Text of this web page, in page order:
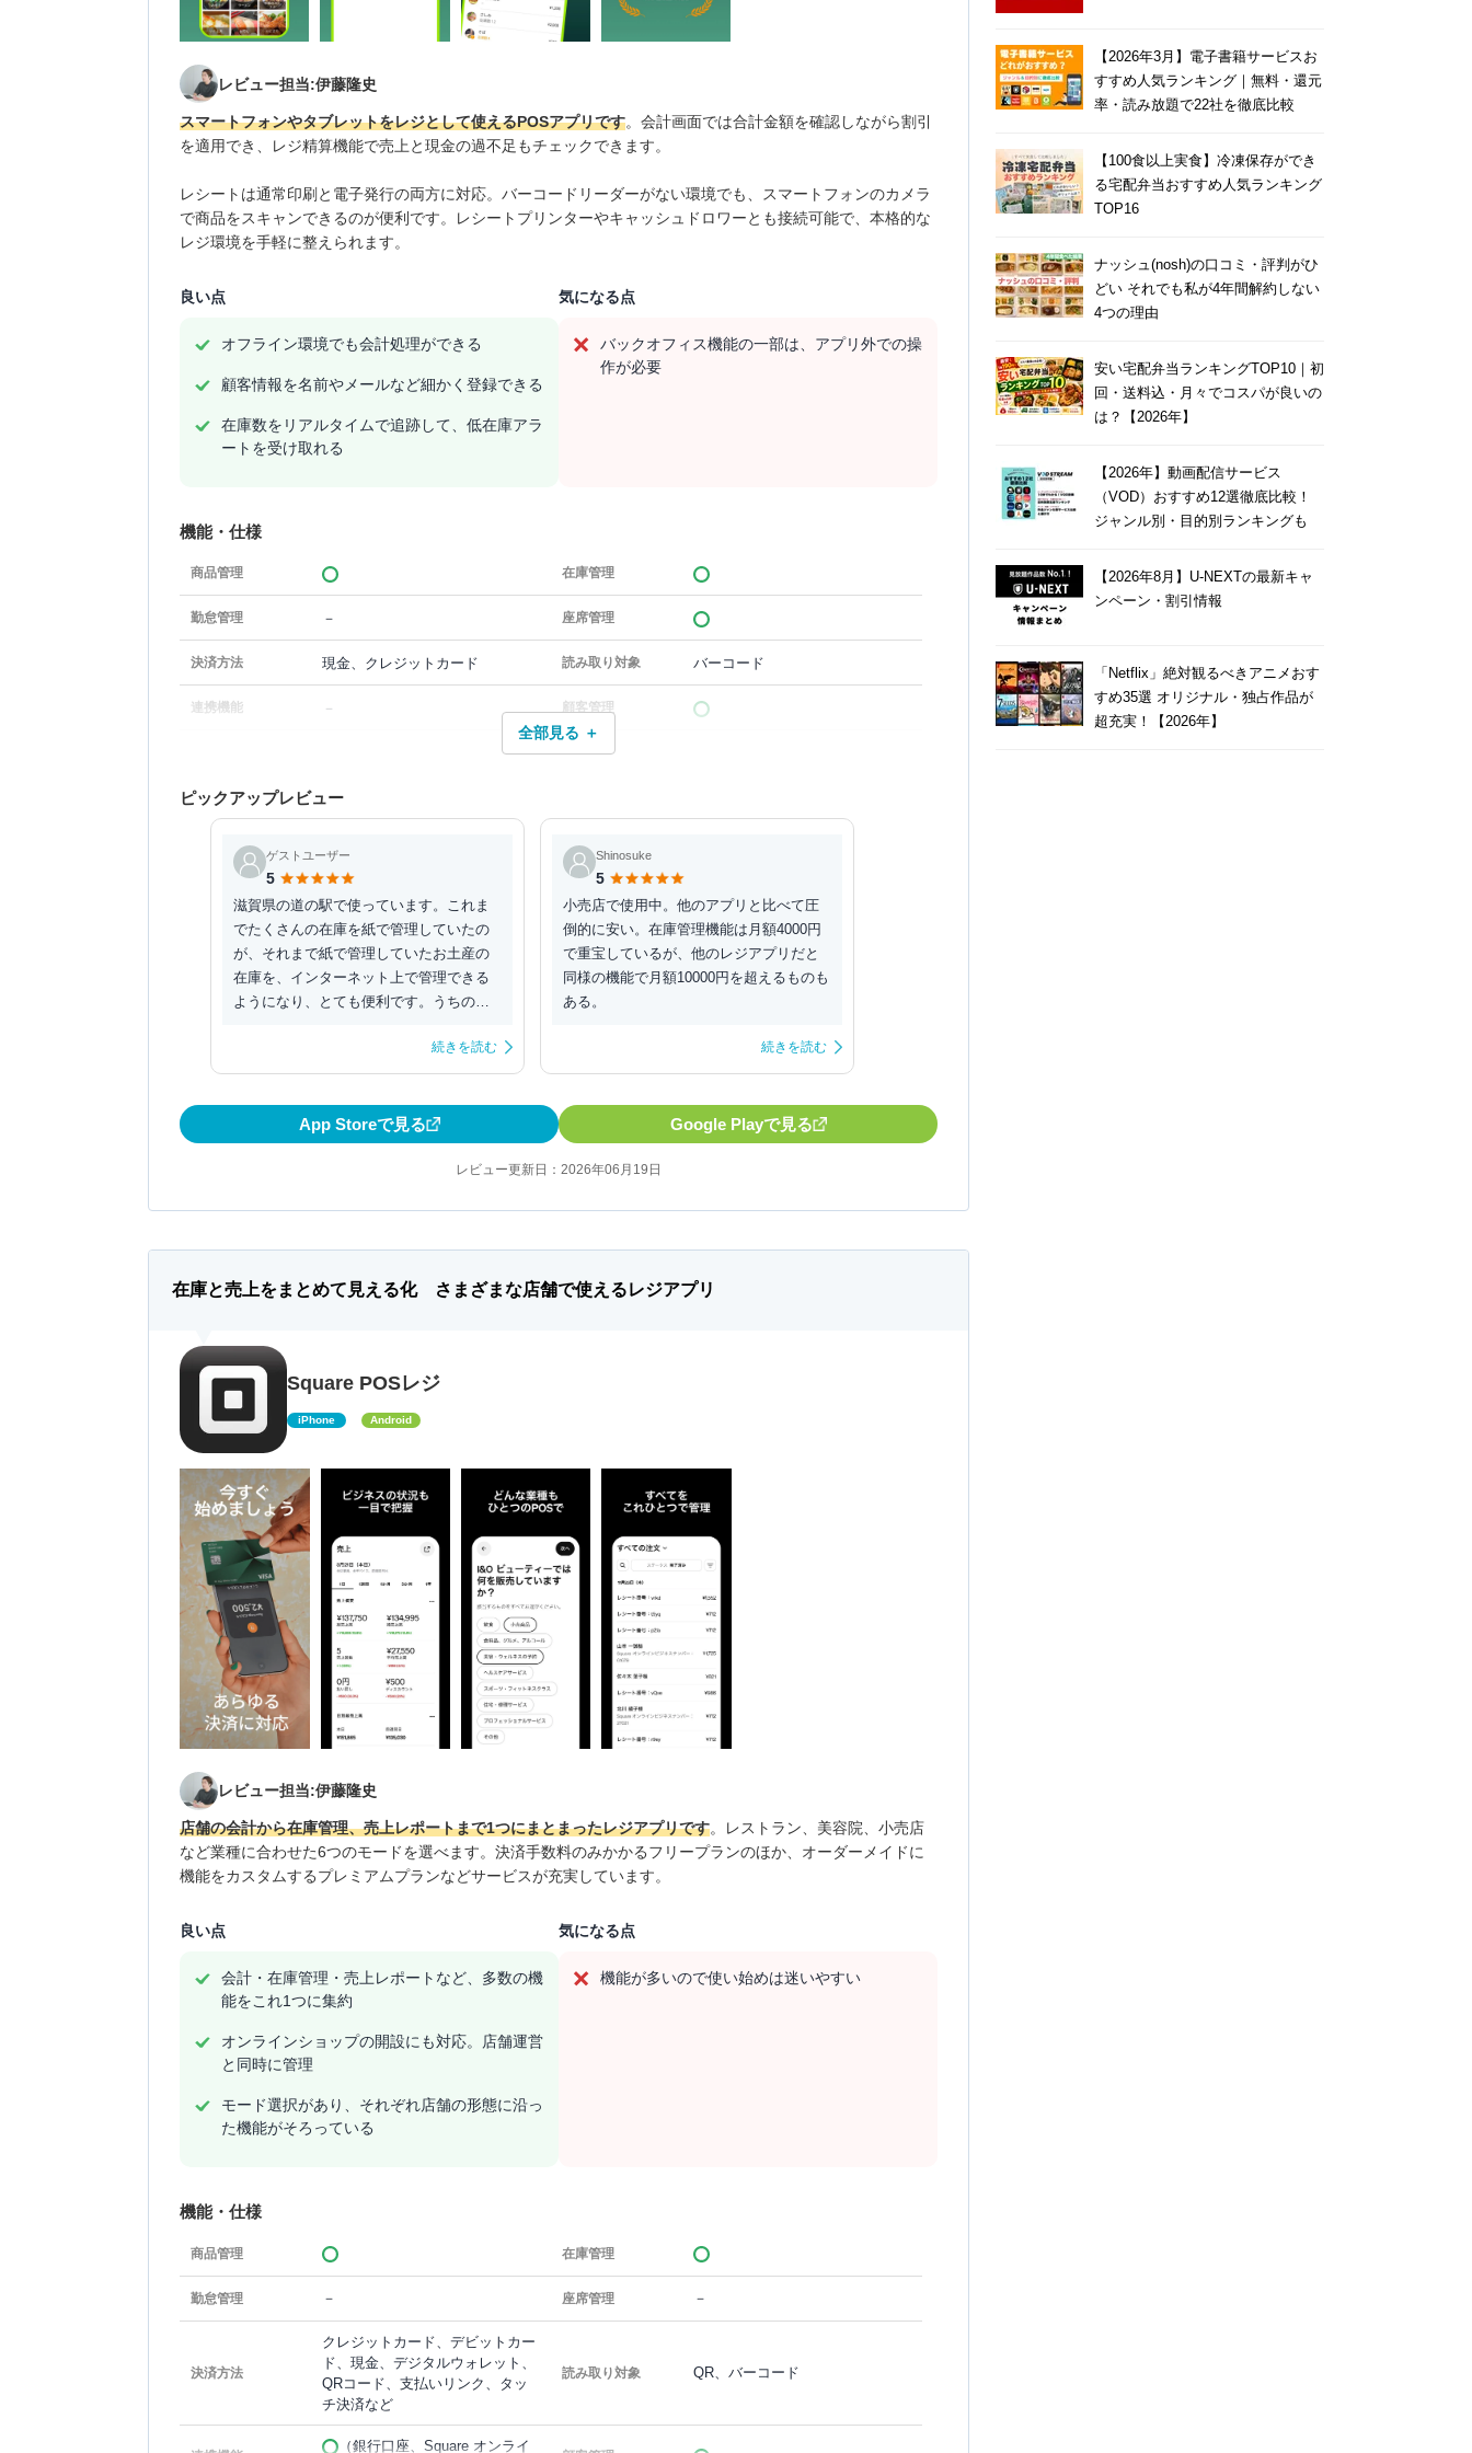
レビュー担当:伊藤隆史
スマートフォンやタブレットをレジとして使えるPOSアプリです。会計画面では合計金額を確認しながら割引
を適用でき、レジ精算機能で売上と現金の過不足もチェックできます。
レシートは通常印刷と電子発行の両方に対応。バーコードリーダーがない環境でも、スマートフォンのカメラ
で商品をスキャンできるのが便利です。レシートプリンターやキャッシュドロワーとも接続可能で、本格的な
レジ環境を手軽に整えられます。
良い点
オフライン環境でも会計処理ができる
顧客情報を名前やメールなど細かく登録できる
在庫数をリアルタイムで追跡して、低在庫アラ
ートを受け取れる
気になる点
バックオフィス機能の一部は、アプリ外での操
作が必要
機能・仕様
商品管理 在庫管理
勤怠管理 － 座席管理
決済方法 現金、クレジットカード 読み取り対象 バーコード
連携機能 － 顧客管理
全部見る ＋
ピックアップレビュー
ゲストユーザー
5
滋賀県の道の駅で使っています。これま
でたくさんの在庫を紙で管理していたの
が、それまで紙で管理していたお土産の
在庫を、インターネット上で管理できる
ようになり、とても便利です。うちの道
続きを読む
Shinosuke
5
小売店で使用中。他のアプリと比べて圧
倒的に安い。在庫管理機能は月額4000円
で重宝しているが、他のレジアプリだと
同様の機能で月額10000円を超えるものも
ある。
続きを読む
App Storeで見る Google Playで見る
レビュー更新日：2026年06月19日
在庫と売上をまとめて見える化 さまざまな店舗で使えるレジアプリ
Square POSレジ
iPhone Android
レビュー担当:伊藤隆史
店舗の会計から在庫管理、売上レポートまで1つにまとまったレジアプリです。レストラン、美容院、小売店
など業種に合わせた6つのモードを選べます。決済手数料のみかかるフリープランのほか、オーダーメイドに
機能をカスタムするプレミアムプランなどサービスが充実しています。
良い点
会計・在庫管理・売上レポートなど、多数の機
能をこれ1つに集約
オンラインショップの開設にも対応。店舗運営
と同時に管理
モード選択があり、それぞれ店舗の形態に沿っ
た機能がそろっている
気になる点
機能が多いので使い始めは迷いやすい
機能・仕様
商品管理 在庫管理
勤怠管理 － 座席管理 －
決済方法
クレジットカード、デビットカー
ド、現金、デジタルウォレット、
QRコード、支払いリンク、タッ
チ決済など
読み取り対象 QR、バーコード
（銀行口座、Square オンライ
【2026年3月】電子書籍サービスお
すすめ人気ランキング｜無料・還元
率・読み放題で22社を徹底比較
【100食以上実食】冷凍保存ができ
る宅配弁当おすすめ人気ランキング
TOP16
ナッシュ(nosh)の口コミ・評判がひ
どい それでも私が4年間解約しない
4つの理由
安い宅配弁当ランキングTOP10｜初
回・送料込・月々でコスパが良いの
は？【2026年】
【2026年】動画配信サービス
（VOD）おすすめ12選徹底比較！
ジャンル別・目的別ランキングも
【2026年8月】U-NEXTの最新キャ
ンペーン・割引情報
「Netflix」絶対観るべきアニメおす
すめ35選 オリジナル・独占作品が
超充実！【2026年】